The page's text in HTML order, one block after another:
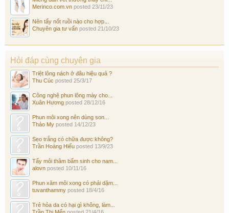
Merinco.com.vn posted 23/11/23
Nên tẩy nốt ruồi nào cho hợp...
Chuyên gia tư vấn posted 21/10/23
Hỏi đáp cùng chuyên gia
Triệt lông nách ở đâu hiệu quả ?
Thu Cúc posted 25/3/17
Công nghệ phun lông mày cho...
Xuân Hương posted 28/12/16
Phun môi xong nên dùng son...
Thảo My posted 14/12/23
Sẹo trắng có chữa được không?
Trần Hoàng Hiếu posted 13/9/23
Tẩy môi thâm bẩm sinh cho nam...
alovn posted 10/11/16
Phun xăm môi xong có phải dặm...
tuvanthammy posted 18/4/16
Trẻ hóa da có hại gì không, làm...
Trần Thị Mến posted 21/4/16